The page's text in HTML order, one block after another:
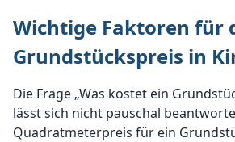
Wichtige Faktoren für
Grundstückspreis in
Die Frage „Was kostet ein
lässt sich nicht pauschal
Quadratmeterpreis für ein